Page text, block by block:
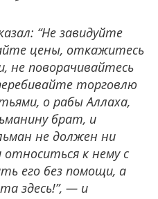
цены, откажитесь
не поворачивайтесь
торговлю
о рабы Аллаха,
брат, и
не должен ни
относиться к нему с
его без помощи, а
здесь!”, — и